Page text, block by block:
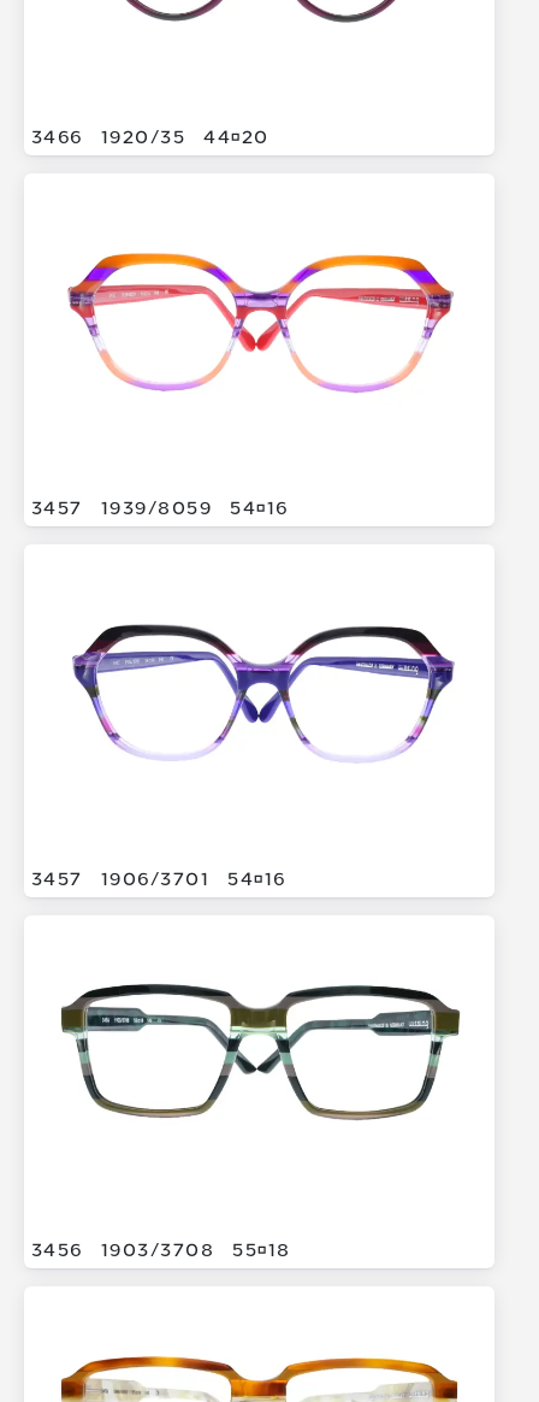
3466 1920/35 4420
3457 1939/8059 5416
3457 1906/3701 5416
3456 1903/3708 5518